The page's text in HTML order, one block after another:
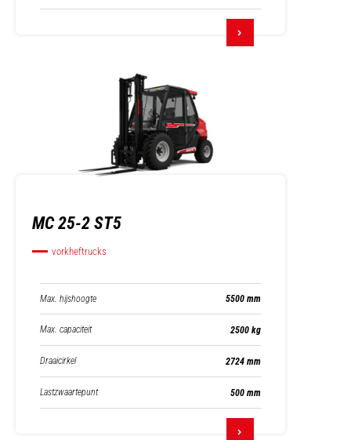
MC 25-2 ST5
vorkheftrucks
Max. hijshoogte 5500 mm
Max. capaciteit 2500 kg
Draaicirkel 2724 mm
Lastzwaartepunt 500 mm